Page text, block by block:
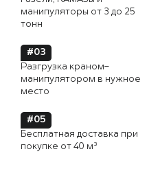
манипуляторы от 3 до 25
тонн
#03
Разгрузка краном-
манипулятором в нужное
место
#05
Бесплатная доставка при
покупке от 40 м³